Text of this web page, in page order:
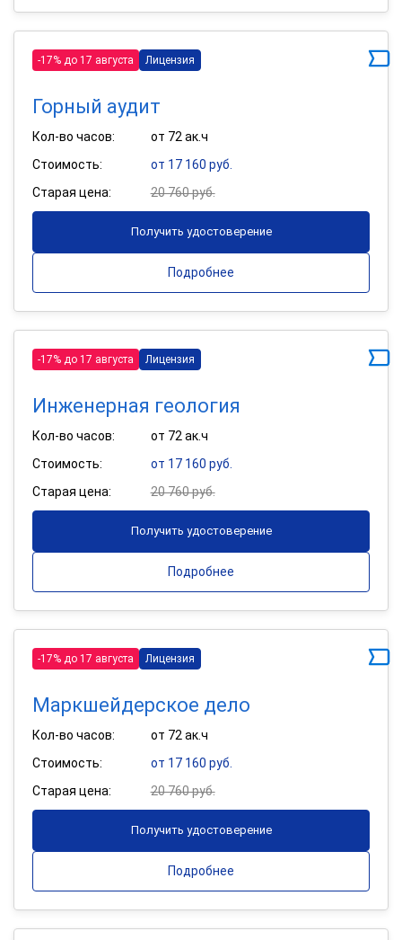
-17% до 17 августа Лицензия
Горный аудит
Кол-во часов:
от 72 ак.ч
Стоимость:
от 17 160 руб.
Старая цена:
20 760 руб.
Получить удостоверение
Подробнее
-17% до 17 августа Лицензия
Инженерная геология
Кол-во часов:
от 72 ак.ч
Стоимость:
от 17 160 руб.
Старая цена:
20 760 руб.
Получить удостоверение
Подробнее
-17% до 17 августа Лицензия
Маркшейдерское дело
Кол-во часов:
от 72 ак.ч
Стоимость:
от 17 160 руб.
Старая цена:
20 760 руб.
Получить удостоверение
Подробнее